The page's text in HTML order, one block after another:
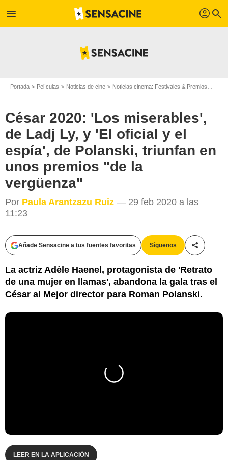
menu profil search
Portada Películas Noticias de cine Noticias cinema: Festivales & Premios
César 2020: 'Los miserables',
de Ladj Ly, y 'El oficial y el
espía', de Polanski, triunfan en
unos premios "de la
vergüenza"
Por Paula Arantzazu Ruiz — 29 feb 2020 a las
11:23
Añade Sensacine a tus fuentes favoritas Síguenos
La actriz Adèle Haenel, protagonista de 'Retrato
de una mujer en llamas', abandona la gala tras el
César al Mejor director para Roman Polanski.
LEER EN LA APLICACIÓN